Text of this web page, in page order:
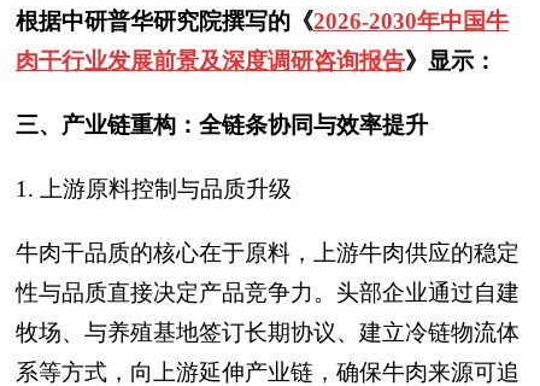
根据中研普华研究院撰写的《2026-2030年中国牛
肉干行业发展前景及深度调研咨询报告》显示：
三、产业链重构：全链条协同与效率提升
1. 上游原料控制与品质升级
牛肉干品质的核心在于原料，上游牛肉供应的稳定
性与品质直接决定产品竞争力。头部企业通过自建
牧场、与养殖基地签订长期协议、建立冷链物流体
系等方式，向上游延伸产业链，确保牛肉来源可追